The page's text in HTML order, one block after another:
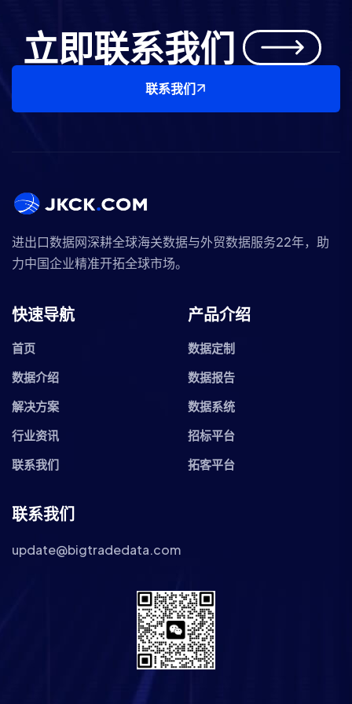
立即联系我们
联系我们
进出口数据网深耕全球海关数据与外贸数据服务22年，助
力中国企业精准开拓全球市场。
快速导航
首页
数据介绍
解决方案
行业资讯
联系我们
产品介绍
数据定制
数据报告
数据系统
招标平台
拓客平台
联系我们
update@bigtradedata.com